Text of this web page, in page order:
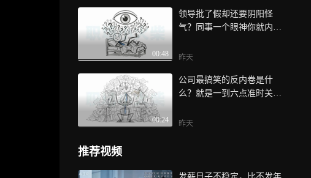
时
00:48
领导批了假却还要阴阳怪
气？同事一个眼神你就内耗
己的情绪较劲。真正厉害的
昨天
00:24
公司最搞笑的反内卷是什
么？就是一到六点准时关灯
表、临时任务一个都没少
昨天
推荐视频